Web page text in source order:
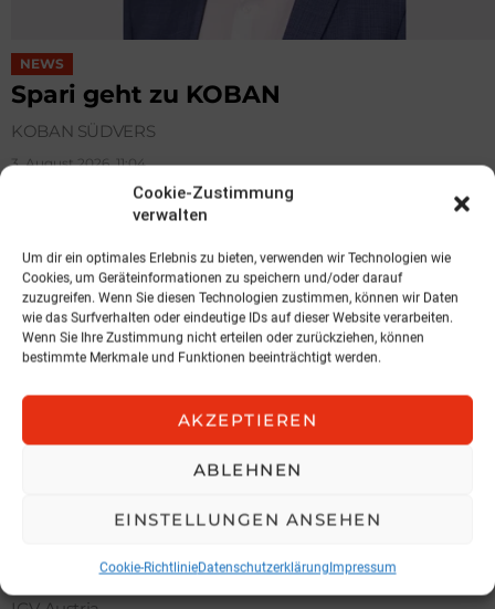
Cookie-Zustimmung
verwalten
Um dir ein optimales Erlebnis zu bieten, verwenden wir Technologien wie
Cookies, um Geräteinformationen zu speichern und/oder darauf
zuzugreifen. Wenn Sie diesen Technologien zustimmen, können wir Daten
wie das Surfverhalten oder eindeutige IDs auf dieser Website verarbeiten.
Wenn Sie Ihre Zustimmung nicht erteilen oder zurückziehen, können
bestimmte Merkmale und Funktionen beeinträchtigt werden.
AKZEPTIEREN
ABLEHNEN
EINSTELLUNGEN ANSEHEN
Cookie-RichtlinieDatenschutzerklärungImpressum
NEWS
Spari geht zu KOBAN
KOBAN SÜDVERS
3. August 2026, 11:04